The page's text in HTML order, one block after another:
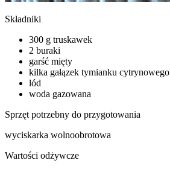
Składniki
300 g truskawek
2 buraki
garść mięty
kilka gałązek tymianku cytrynowego
lód
woda gazowana
Sprzęt potrzebny do przygotowania
wyciskarka wolnoobrotowa
Wartości odżywcze